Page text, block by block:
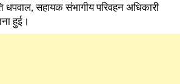
धपवाल, सहायक संभागीय परिवहन अधिकारी
हुई।